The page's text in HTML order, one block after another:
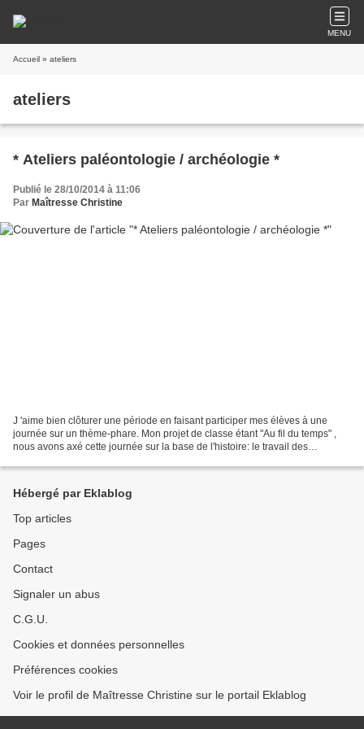
MENU
Accueil » ateliers
ateliers
* Ateliers paléontologie / archéologie *
Publié le 28/10/2014 à 11:06
Par Maîtresse Christine
J 'aime bien clôturer une période en faisant participer mes élèves à une
journée sur un thème-phare. Mon projet de classe étant "Au fil du temps" ,
nous avons axé cette journée sur la base de l'histoire: le travail des
Hébergé par Eklablog
Top articles
Pages
Contact
Signaler un abus
C.G.U.
Cookies et données personnelles
Préférences cookies
Voir le profil de Maîtresse Christine sur le portail Eklablog